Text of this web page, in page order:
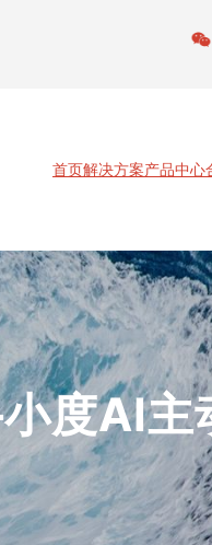
首页解决方案产品中心
度AI主